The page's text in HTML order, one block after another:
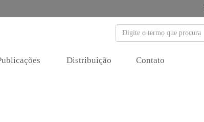
Distribuição Contato